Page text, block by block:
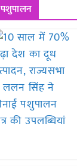
पशुपालन